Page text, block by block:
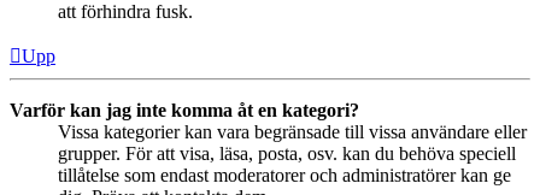
att förhindra fusk.
Upp
Varför kan jag inte komma åt en kategori?
Vissa kategorier kan vara begränsade till vissa användare eller
grupper. För att visa, läsa, posta, osv. kan du behöva speciell
tillåtelse som endast moderatorer och administratörer kan ge